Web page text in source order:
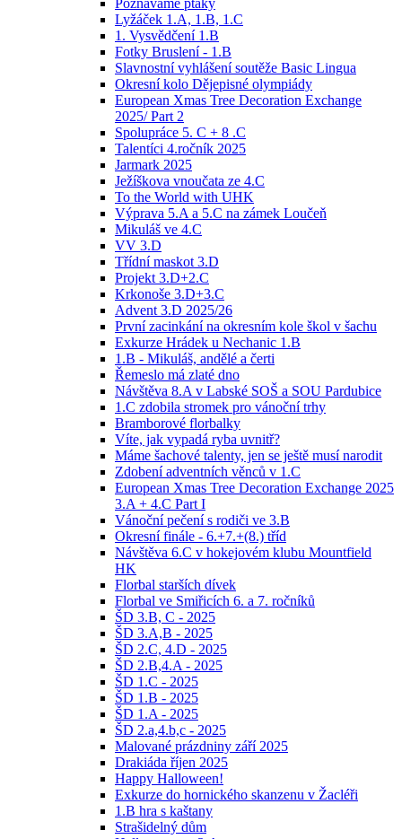
Poznáváme ptáky
Lyžáček 1.A, 1.B, 1.C
1. Vysvědčení 1.B
Fotky Bruslení - 1.B
Slavnostní vyhlášení soutěže Basic Lingua
Okresní kolo Dějepisné olympiády
European Xmas Tree Decoration Exchange
2025/ Part 2
Spolupráce 5. C + 8 .C
Talentíci 4.ročník 2025
Jarmark 2025
Ježíškova vnoučata ze 4.C
To the World with UHK
Výprava 5.A a 5.C na zámek Loučeň
Mikuláš ve 4.C
VV 3.D
Třídní maskot 3.D
Projekt 3.D+2.C
Krkonoše 3.D+3.C
Advent 3.D 2025/26
První zacinkání na okresním kole škol v šachu
Exkurze Hrádek u Nechanic 1.B
1.B - Mikuláš, andělé a čerti
Řemeslo má zlaté dno
Návštěva 8.A v Labské SOŠ a SOU Pardubice
1.C zdobila stromek pro vánoční trhy
Bramborové florbalky
Víte, jak vypadá ryba uvnitř?
Máme šachové talenty, jen se ještě musí narodit
Zdobení adventních věnců v 1.C
European Xmas Tree Decoration Exchange 2025
3.A + 4.C Part I
Vánoční pečení s rodiči ve 3.B
Okresní finále - 6.+7.+(8.) tříd
Návštěva 6.C v hokejovém klubu Mountfield
HK
Florbal starších dívek
Florbal ve Smiřicích 6. a 7. ročníků
ŠD 3.B, C - 2025
ŠD 3.A,B - 2025
ŠD 2.C, 4.D - 2025
ŠD 2.B,4.A - 2025
ŠD 1.C - 2025
ŠD 1.B - 2025
ŠD 1.A - 2025
ŠD 2.a,4.b,c - 2025
Malované prázdniny září 2025
Drakiáda říjen 2025
Happy Halloween!
Exkurze do hornického skanzenu v Žacléři
1.B hra s kaštany
Strašidelný dům